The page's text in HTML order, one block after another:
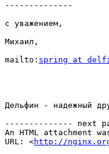
--------------
с уважением,
Михаил,
mailto: spring at
Дельфин - надежный
-------------- next
An HTML attachment
URL: <http://